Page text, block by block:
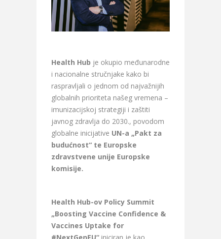
Health Hub je okupio međunarodne
i nacionalne stručnjake kako bi
raspravljali o jednom od najvažnijih
globalnih prioriteta našeg vremena –
imunizacijskoj strategiji i zaštiti
javnog zdravlja do 2030., povodom
globalne inicijative UN-a „Pakt za
budućnost“ te Europske
zdravstvene unije Europske
komisije.
Health Hub-ov Policy Summit
„Boosting Vaccine Confidence &
Vaccines Uptake for